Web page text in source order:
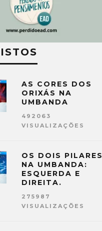
AS CORES DOS
ORIXÁS NA
UMBANDA
492063
VISUALIZAÇÕES
OS DOIS PILARES
NA UMBANDA:
ESQUERDA E
DIREITA.
275987
VISUALIZAÇÕES